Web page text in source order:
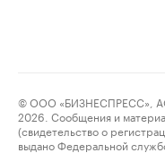
© ООО «БИЗНЕСПРЕСС»,
2026. Сообщения и
(свидетельство о
выдано Федеральной